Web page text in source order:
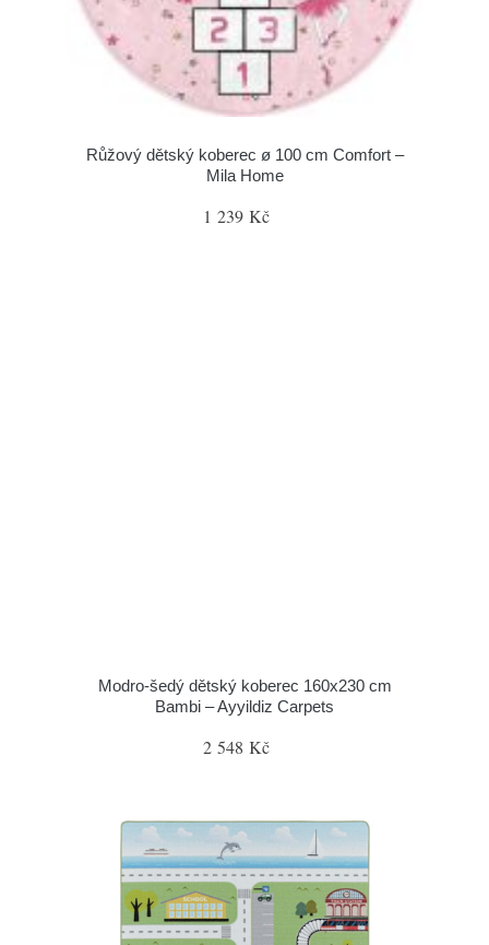
Růžový dětský koberec ø 100 cm Comfort –
Mila Home
1 239 Kč
Modro-šedý dětský koberec 160x230 cm
Bambi – Ayyildiz Carpets
2 548 Kč